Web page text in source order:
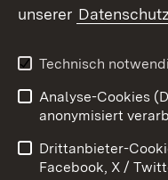
X / Twitter
Youtube
Benutzungshinweise
unserer
Technisch
Analyse-Cookies
anonymisiert
Drittanbieter-
Facebook, X /